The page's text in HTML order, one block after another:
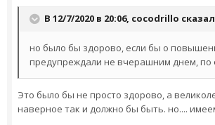
В 12/7/2020 в 20:06, cocodrillo
но было бы здорово, если бы о
предупреждали не вчерашним днем, по
Это было бы не просто здорово, а
наверное так и должно бы быть. но....